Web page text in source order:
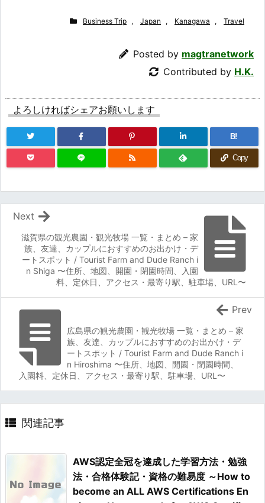
Business Trip , Japan , Kanagawa , Travel
Posted by magtranetwork
Contributed by H.K.
よろしければシェアお願いします
B!
Copy
滋賀県の観光農園・観光牧場 一覧・まとめ – 家
族、友達、カップルにおすすめのお出かけ・デ
ートスポット / Tourist Farm and Dude Ranch i
n Shiga 〜住所、地図、開園・閉園時間、入園
料、定休日、アクセス・最寄り駅、駐車場、URL〜
Next
広島県の観光農園・観光牧場 一覧・まとめ – 家
族、友達、カップルにおすすめのお出かけ・デ
ートスポット / Tourist Farm and Dude Ranch i
n Hiroshima 〜住所、地図、開園・閉園時間、
入園料、定休日、アクセス・最寄り駅、駐車場、URL〜
Prev
関連記事
AWS認定全冠を達成した学習方法・勉強
法・合格体験記・資格の難易度 ～How to
become an ALL AWS Certifications En